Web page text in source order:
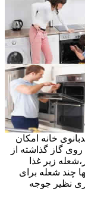
خانه امکان
گاز گذاشته از
زیر غذا
چند شعله برای
نظیر جوجه